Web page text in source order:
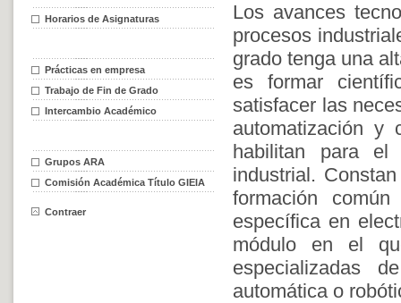
Horarios de Asignaturas
Prácticas en empresa
Trabajo de Fin de Grado
Intercambio Académico
Grupos ARA
Comisión Académica Título GIEIA
Contraer
Los avances
procesos
grado tenga una
es formar
satisfacer las
automatización y
habilitan para el
industrial.
formación
específica en
módulo en el
especializadas
automática o